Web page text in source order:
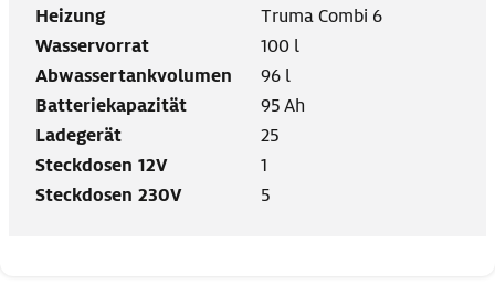
Heizung
Truma Combi 6
Wasservorrat
100 l
Abwassertankvolumen
96 l
Batteriekapazität
95 Ah
Ladegerät
25
Steckdosen 12V
1
Steckdosen 230V
5